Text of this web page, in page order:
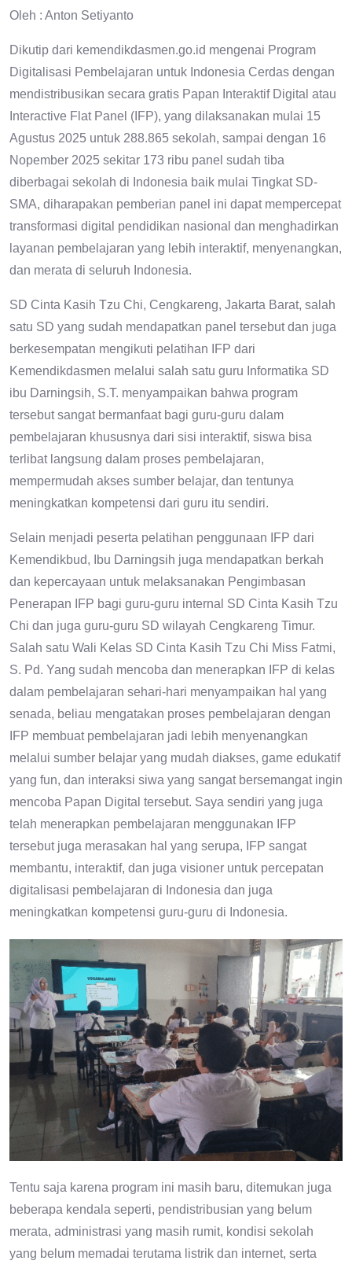
Oleh : Anton Setiyanto
Dikutip dari kemendikdasmen.go.id mengenai Program
Digitalisasi Pembelajaran untuk Indonesia Cerdas dengan
mendistribusikan secara gratis Papan Interaktif Digital atau
Interactive Flat Panel (IFP), yang dilaksanakan mulai 15
Agustus 2025 untuk 288.865 sekolah, sampai dengan 16
Nopember 2025 sekitar 173 ribu panel sudah tiba
diberbagai sekolah di Indonesia baik mulai Tingkat SD-
SMA, diharapakan pemberian panel ini dapat mempercepat
transformasi digital pendidikan nasional dan menghadirkan
layanan pembelajaran yang lebih interaktif, menyenangkan,
dan merata di seluruh Indonesia.
SD Cinta Kasih Tzu Chi, Cengkareng, Jakarta Barat, salah
satu SD yang sudah mendapatkan panel tersebut dan juga
berkesempatan mengikuti pelatihan IFP dari
Kemendikdasmen melalui salah satu guru Informatika SD
ibu Darningsih, S.T. menyampaikan bahwa program
tersebut sangat bermanfaat bagi guru-guru dalam
pembelajaran khususnya dari sisi interaktif, siswa bisa
terlibat langsung dalam proses pembelajaran,
mempermudah akses sumber belajar, dan tentunya
meningkatkan kompetensi dari guru itu sendiri.
Selain menjadi peserta pelatihan penggunaan IFP dari
Kemendikbud, Ibu Darningsih juga mendapatkan berkah
dan kepercayaan untuk melaksanakan Pengimbasan
Penerapan IFP bagi guru-guru internal SD Cinta Kasih Tzu
Chi dan juga guru-guru SD wilayah Cengkareng Timur.
Salah satu Wali Kelas SD Cinta Kasih Tzu Chi Miss Fatmi,
S. Pd. Yang sudah mencoba dan menerapkan IFP di kelas
dalam pembelajaran sehari-hari menyampaikan hal yang
senada, beliau mengatakan proses pembelajaran dengan
IFP membuat pembelajaran jadi lebih menyenangkan
melalui sumber belajar yang mudah diakses, game edukatif
yang fun, dan interaksi siwa yang sangat bersemangat ingin
mencoba Papan Digital tersebut. Saya sendiri yang juga
telah menerapkan pembelajaran menggunakan IFP
tersebut juga merasakan hal yang serupa, IFP sangat
membantu, interaktif, dan juga visioner untuk percepatan
digitalisasi pembelajaran di Indonesia dan juga
meningkatkan kompetensi guru-guru di Indonesia.
Tentu saja karena program ini masih baru, ditemukan juga
beberapa kendala seperti, pendistribusian yang belum
merata, administrasi yang masih rumit, kondisi sekolah
yang belum memadai terutama listrik dan internet, serta